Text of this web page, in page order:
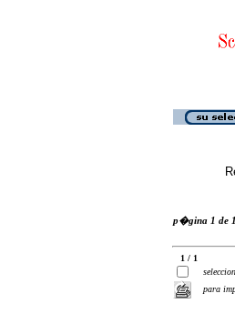
p�gina 1 de 1
1 / 1
para